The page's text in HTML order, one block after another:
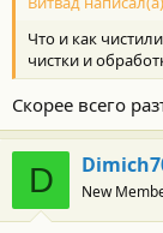
Что и как
чистки и
Скорее всего
D New